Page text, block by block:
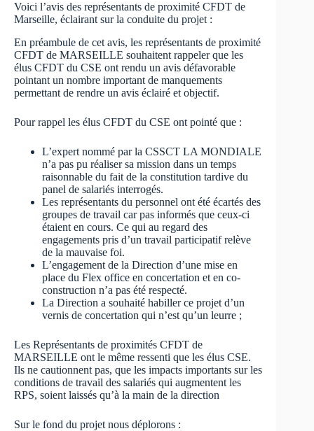
Voici l’avis des représentants de proximité CFDT de
Marseille, éclairant sur la conduite du projet :
En préambule de cet avis, les représentants de proximité
CFDT de MARSEILLE souhaitent rappeler que les
élus CFDT du CSE ont rendu un avis défavorable
pointant un nombre important de manquements
permettant de rendre un avis éclairé et objectif.
Pour rappel les élus CFDT du CSE ont pointé que :
L’expert nommé par la CSSCT LA MONDIALE
n’a pas pu réaliser sa mission dans un temps
raisonnable du fait de la constitution tardive du
panel de salariés interrogés.
Les représentants du personnel ont été écartés des
groupes de travail car pas informés que ceux-ci
étaient en cours. Ce qui au regard des
engagements pris d’un travail participatif relève
de la mauvaise foi.
L’engagement de la Direction d’une mise en
place du Flex office en concertation et en co-
construction n’a pas été respecté.
La Direction a souhaité habiller ce projet d’un
vernis de concertation qui n’est qu’un leurre ;
Les Représentants de proximités CFDT de
MARSEILLE ont le même ressenti que les élus CSE.
Ils ne cautionnent pas, que les impacts importants sur les
conditions de travail des salariés qui augmentent les
RPS, soient laissés qu’à la main de la direction
Sur le fond du projet nous déplorons :